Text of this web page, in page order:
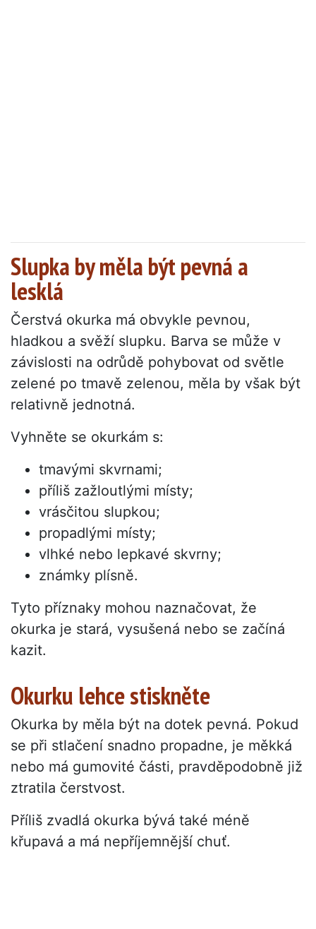
Slupka by měla být pevná a
lesklá
Čerstvá okurka má obvykle pevnou,
hladkou a svěží slupku. Barva se může v
závislosti na odrůdě pohybovat od světle
zelené po tmavě zelenou, měla by však být
relativně jednotná.
Vyhněte se okurkám s:
tmavými skvrnami;
příliš zažloutlými místy;
vrásčitou slupkou;
propadlými místy;
vlhké nebo lepkavé skvrny;
známky plísně.
Tyto příznaky mohou naznačovat, že
okurka je stará, vysušená nebo se začíná
kazit.
Okurku lehce stiskněte
Okurka by měla být na dotek pevná. Pokud
se při stlačení snadno propadne, je měkká
nebo má gumovité části, pravděpodobně již
ztratila čerstvost.
Příliš zvadlá okurka bývá také méně
křupavá a má nepříjemnější chuť.